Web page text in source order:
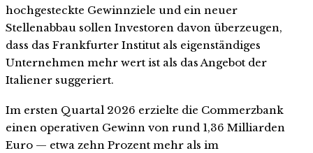
hochgesteckte Gewinnziele und ein neuer
Stellenabbau sollen Investoren davon überzeugen,
dass das Frankfurter Institut als eigenständiges
Unternehmen mehr wert ist als das Angebot der
Italiener suggeriert.
Im ersten Quartal 2026 erzielte die Commerzbank
einen operativen Gewinn von rund 1,36 Milliarden
Euro — etwa zehn Prozent mehr als im